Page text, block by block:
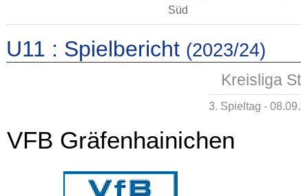
Süd
U11 : Spielbericht (2023/24)
Kreisliga
3. Spieltag -
VFB Gräfenhainichen